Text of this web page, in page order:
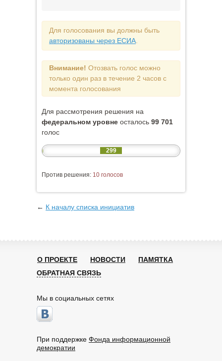
Для голосования вы должны быть
авторизованы через ЕСИА
Внимание! Отозвать голос можно
только один раз в течение 2 часов с
момента голосования
Для рассмотрения решения на
федеральном уровне осталось 99 701
голос
299
Против решения: 10 голосов
← К началу списка инициатив
О ПРОЕКТЕ НОВОСТИ
ПАМЯТКА
ОБРАТНАЯ СВЯЗЬ
Мы в социальных сетях
При поддержке Фонда информационной
демократии